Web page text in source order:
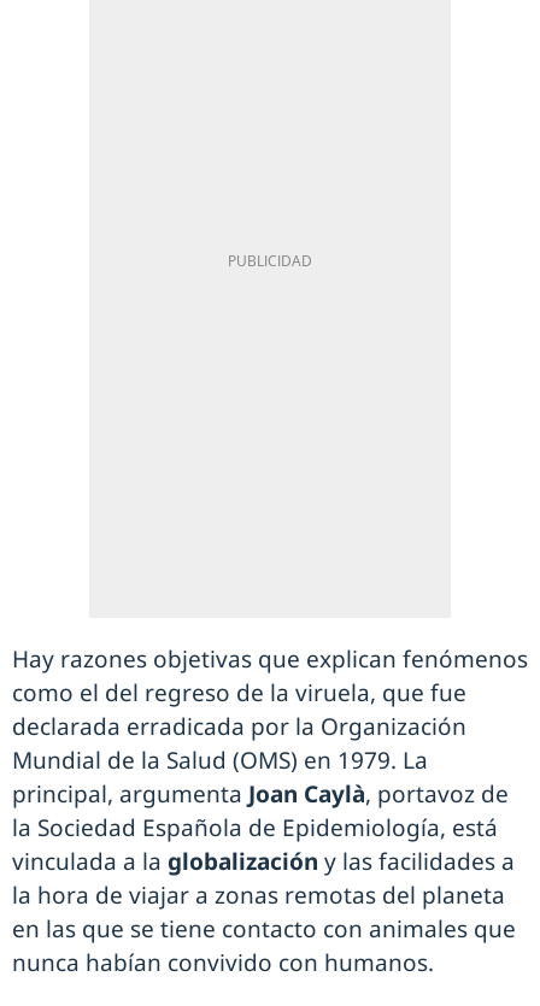
Hay razones objetivas que explican fenómenos
como el del regreso de la viruela, que fue
declarada erradicada por la Organización
Mundial de la Salud (OMS) en 1979. La
principal, argumenta Joan Caylà, portavoz de
la Sociedad Española de Epidemiología, está
vinculada a la globalización y las facilidades a
la hora de viajar a zonas remotas del planeta
en las que se tiene contacto con animales que
nunca habían convivido con humanos.